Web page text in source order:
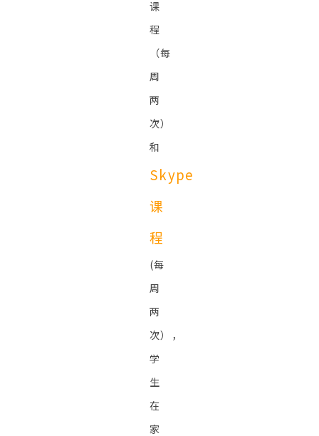
课
程
（每
周
两
次）
和
Skype
课
程
(每
周
两
次），
学
生
在
家